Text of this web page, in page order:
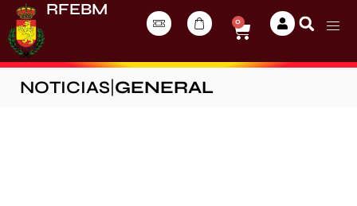
RFEBM
0
NOTICIAS GENERAL